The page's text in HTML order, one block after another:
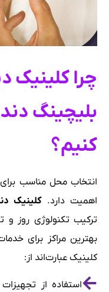
چرا کلینیک
بلیچینگ
کنیم؟
انتخاب محل مناسب
اهمیت دارد.کلینیک
ترکیب تکنولوژی روز
بهترین مراکز برای
کلینیک عبارت‌اند از:
استفاده از